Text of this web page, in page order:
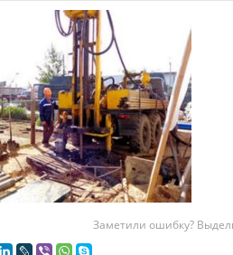
Заметили ошибку?